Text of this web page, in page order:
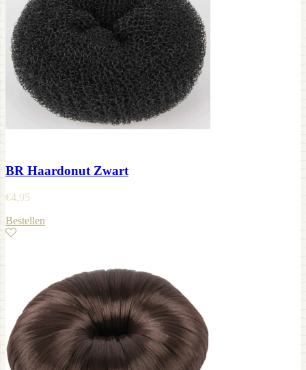
BR Haardonut Zwart
€4,95
Bestellen